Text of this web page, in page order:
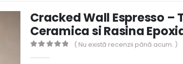
Cracked Wall Espresso –
Ceramica si Rasina
( Nu există recenzii până acum. )